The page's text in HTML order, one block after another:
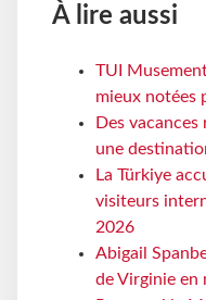
À lire aussi
TUI
mieux notées
Des
une
La Türkiye
visiteurs
2026
Abigail
de Virginie en